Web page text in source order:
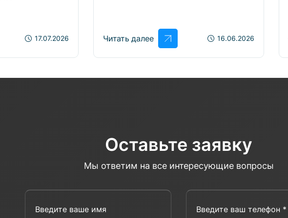
17.07.2026 Читать далее 16.06.2026
Оставьте заявку
Мы ответим на все интересующие вопросы